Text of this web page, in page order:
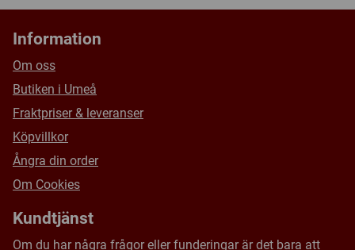
Information
Om oss
Butiken i Umeå
Fraktpriser & leveranser
Köpvillkor
Ångra din order
Om Cookies
Kundtjänst
Om du har några frågor eller funderingar är det bara att